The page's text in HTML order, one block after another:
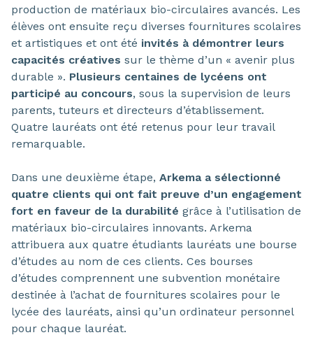
production de matériaux bio-circulaires avancés. Les
élèves ont ensuite reçu diverses fournitures scolaires
et artistiques et ont été invités à démontrer leurs
capacités créatives sur le thème d’un « avenir plus
durable ». Plusieurs centaines de lycéens ont
participé au concours, sous la supervision de leurs
parents, tuteurs et directeurs d’établissement.
Quatre lauréats ont été retenus pour leur travail
remarquable.
Dans une deuxième étape, Arkema a sélectionné
quatre clients qui ont fait preuve d’un engagement
fort en faveur de la durabilité grâce à l’utilisation de
matériaux bio-circulaires innovants. Arkema
attribuera aux quatre étudiants lauréats une bourse
d’études au nom de ces clients. Ces bourses
d’études comprennent une subvention monétaire
destinée à l’achat de fournitures scolaires pour le
lycée des lauréats, ainsi qu’un ordinateur personnel
pour chaque lauréat.